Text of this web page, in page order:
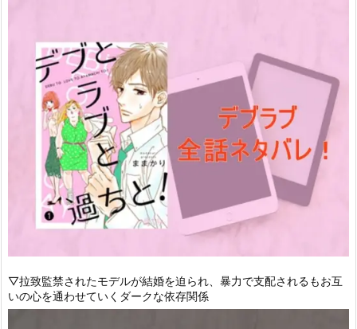
▽拉致監禁されたモデルが結婚を迫られ、暴力で支配されるもお互
いの心を通わせていくダークな依存関係